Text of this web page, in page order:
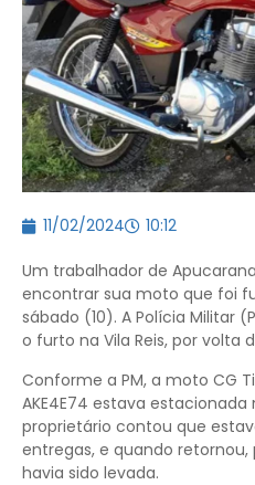
11/02/2024 10:12
Um trabalhador de
encontrar sua moto que foi
sábado (10). A Polícia Militar
o furto na Vila Reis, por volta
Conforme a PM, a moto CG
AKE4E74 estava estacionada
proprietário contou que
entregas, e quando
havia sido levada.